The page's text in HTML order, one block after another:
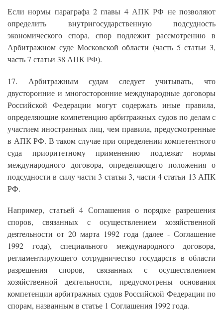
Если нормы параграфа 2 главы 4 АПК РФ не позволяют
определить внутригосударственную подсудность
экономического спора, спор подлежит рассмотрению в
Арбитражном суде Московской области (часть 5 статьи 3,
часть 7 статьи 38 АПК РФ).
17. Арбитражным судам следует учитывать, что
двусторонние и многосторонние международные договоры
Российской Федерации могут содержать иные правила,
определяющие компетенцию арбитражных судов по делам с
участием иностранных лиц, чем правила, предусмотренные
в АПК РФ. В таком случае при определении компетентного
суда приоритетному применению подлежат нормы
международного договора, определяющего положения о
подсудности в силу части 3 статьи 3, части 4 статьи 13 АПК
РФ.
Например, статьей 4 Соглашения о порядке разрешения
споров, связанных с осуществлением хозяйственной
деятельности от 20 марта 1992 года (далее - Соглашение
1992 года), специального международного договора,
регламентирующего сотрудничество государств в области
разрешения споров, связанных с осуществлением
хозяйственной деятельности, предусмотрены основания
компетенции арбитражных судов Российской Федерации по
спорам, названным в статье 1 Соглашения 1992 года.